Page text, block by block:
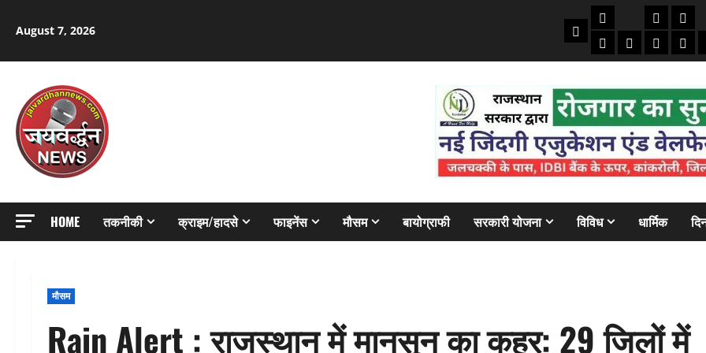
August 7, 2026 Home
तकनीकी
ऑटो
मोबाइल
क्राइम/
अजबबैंक
HOME तकनीकी क्राइम/हादसे फाइनेंस मौसम बायोग्राफी सरकारी योजना विविध धार्मिक
मौसम
Rain Alert : राजस्थान में मानसून का कहर: 29 जिलों में